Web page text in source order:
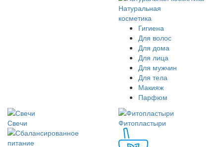
Натуральная
косметика
Гигиена
Для волос
Для дома
Для лица
Для мужчин
Для тела
Макияж
Парфюм
Свечи Фитопластыри